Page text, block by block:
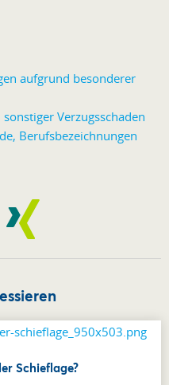
aufgrund besonderer
Verzugsschaden
Berufsbezeichnungen
Schieflage?